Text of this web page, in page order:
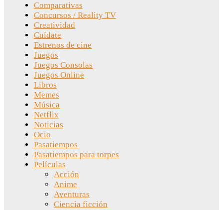
Comparativas
Concursos / Reality TV
Creatividad
Cuídate
Estrenos de cine
Juegos
Juegos Consolas
Juegos Online
Libros
Memes
Música
Netflix
Noticias
Ocio
Pasatiempos
Pasatiempos para torpes
Películas
Acción
Anime
Aventuras
Ciencia ficción